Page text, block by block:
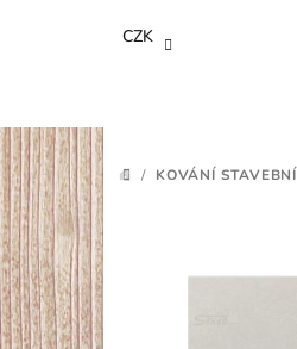
CZK
DOMŮ
/ KOVÁNÍ STAVEBNÍ